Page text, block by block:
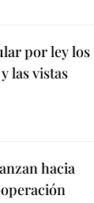
por ley los
las vistas
hacia